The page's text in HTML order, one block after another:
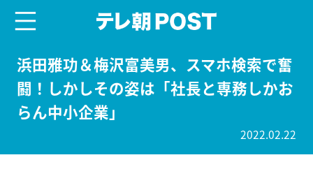
浜田雅功＆梅沢富美男、スマホ検索で奮
闘！しかしその姿は「社長と専務しかお
らん中小企業」
2022.02.22